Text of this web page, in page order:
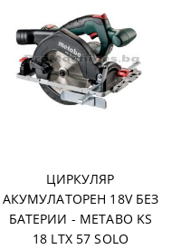
ЦИРКУЛЯР
АКУМУЛАТОРЕН 18V БЕЗ
БАТЕРИИ - METABO KS
18 LTX 57 SOLO